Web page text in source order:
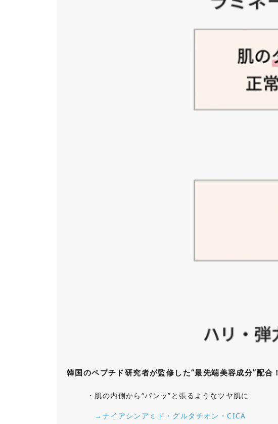
韓国のペプチド研究者が監修した“最先端美容成分”配合！
・肌の内側から“パンッ”と張るようなツヤ肌に
→ナイアシンアミド・グルタチオン・CICA